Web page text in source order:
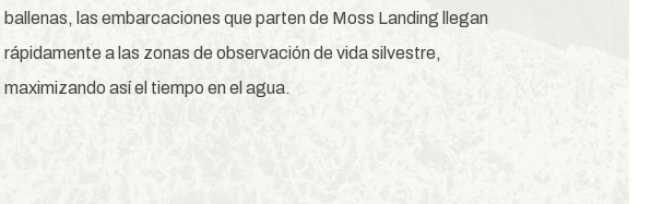
ballenas, las embarcaciones que parten de Moss Landing llegan
rápidamente a las zonas de observación de vida silvestre,
maximizando así el tiempo en el agua.